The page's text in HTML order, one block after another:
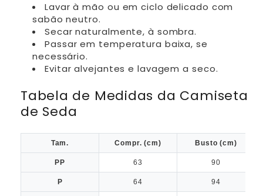
Lavar à mão ou em ciclo delicado com
sabão neutro.
Secar naturalmente, à sombra.
Passar em temperatura baixa, se
necessário.
Evitar alvejantes e lavagem a seco.
Tabela de Medidas da Camiseta
de Seda
Tam. Compr. (cm) Busto (cm)
PP 63 90
P 64 94